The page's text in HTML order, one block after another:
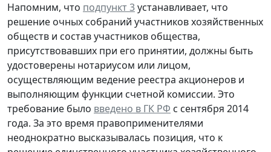
Напомним, что подпункт 3устанавливает, что
решение очных собраний участников хозяйственных
обществ и состав участников общества,
присутствовавших при его принятии, должны быть
удостоверены нотариусом или лицом,
осуществляющим ведение реестра акционеров и
выполняющим функции счетной комиссии. Это
требование было введено в ГК РФ c сентября 2014
года. За это время правоприменителями
неоднократно высказывалась позиция, что к